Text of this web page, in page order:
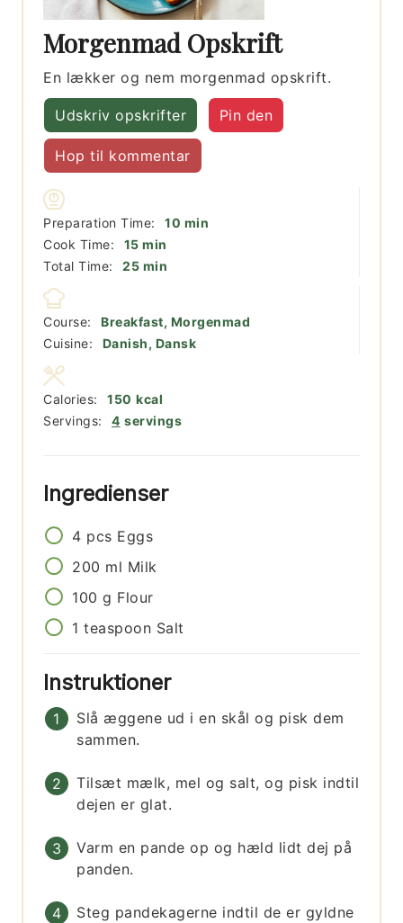
Morgenmad Opskrift
En lækker og nem morgenmad opskrift.
Udskriv opskrifter Pin den
Hop til kommentar
Preparation Time: 10 minutter
min
Cook Time:
15minutter
min
Total Time:
25minutter
min
Course:
Breakfast, Morgenmad
Cuisine:
Danish, Dansk
Servings: 4 servings
Calories: 150 kcal
Ingredienser
4 pcs Eggs
200 ml Milk
100 g Flour
1 teaspoon Salt
Instruktioner
Slå æggene ud i en skål og pisk dem
sammen.
Tilsæt mælk, mel og salt, og pisk indtil
dejen er glat.
Varm en pande op og hæld lidt dej på
panden.
Steg pandekagerne indtil de er gyldne